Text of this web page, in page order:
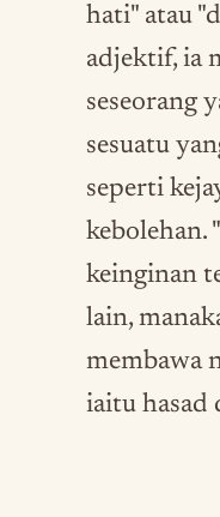
hati" atau
adjektif, ia
seseorang
sesuatu
seperti
keinginan
lain,
membawa
iaitu hasad